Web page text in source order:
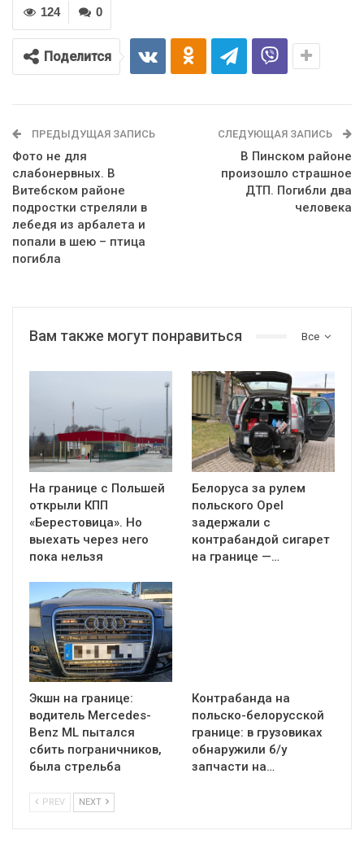
0
124
Поделится
ПРЕДЫДУЩАЯ ЗАПИСЬ
Фото не для
слабонервных. В
Витебском районе
подростки стреляли в
лебедя из арбалета и
попали в шею – птица
погибла
СЛЕДУЮЩАЯ ЗАПИСЬ
В Пинском районе
произошло страшное
ДТП. Погибли два
человека
Все
Вам также могут понравиться
На границе с Польшей
открыли КПП
«Берестовица». Но
выехать через него
пока нельзя
Белоруса за рулем
польского Opel
задержали с
контрабандой сигарет
на границе —…
Экшн на границе:
водитель Mercedes-
Benz ML пытался
сбить пограничников,
была стрельба
Контрабанда на
польско-белорусской
границе: в грузовиках
обнаружили б/у
запчасти на…
PREV NEXT